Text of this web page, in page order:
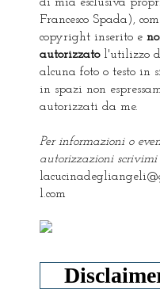
Francesco Spada),
copyright inserito e
autorizzatol'utilizzo
alcuna foto o testo in
in spazi non
autorizzati da me.
Per informazioni o
autorizzazioni scrivimi
l.com